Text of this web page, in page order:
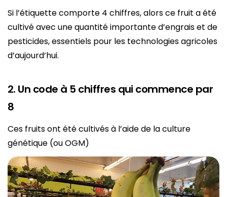
Si l’étiquette comporte 4 chiffres, alors ce fruit a été
cultivé avec une quantité importante d’engrais et de
pesticides, essentiels pour les technologies agricoles
d’aujourd’hui.
2. Un code à 5 chiffres qui commence par
8
Ces fruits ont été cultivés à l’aide de la culture
génétique (ou OGM)